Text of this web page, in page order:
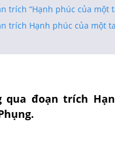
“Hạnh phúc của một
trích Hạnh phúc của một
qua đoạn trích